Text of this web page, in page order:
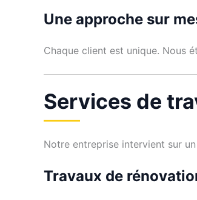
Une approche sur
Chaque client est unique. Nous
Services de
Notre entreprise intervient sur
Travaux de